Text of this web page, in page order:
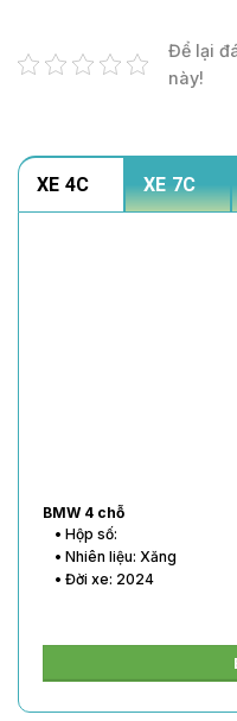
Để lại
này!
XE 4C XE 7C
BMW 4 chỗ
• Hộp số:
• Nhiên liệu: Xăng
• Đời xe: 2024